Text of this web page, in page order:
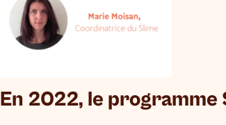
En 2022, le programme